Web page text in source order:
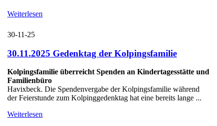
Weiterlesen
30-11-25
30.11.2025 Gedenktag der Kolpingsfamilie
Kolpingsfamilie überreicht Spenden an Kindertagesstätte und
Familienbüro
Havixbeck. Die Spendenvergabe der Kolpingsfamilie während
der Feierstunde zum Kolpinggedenktag hat eine bereits lange ...
Weiterlesen